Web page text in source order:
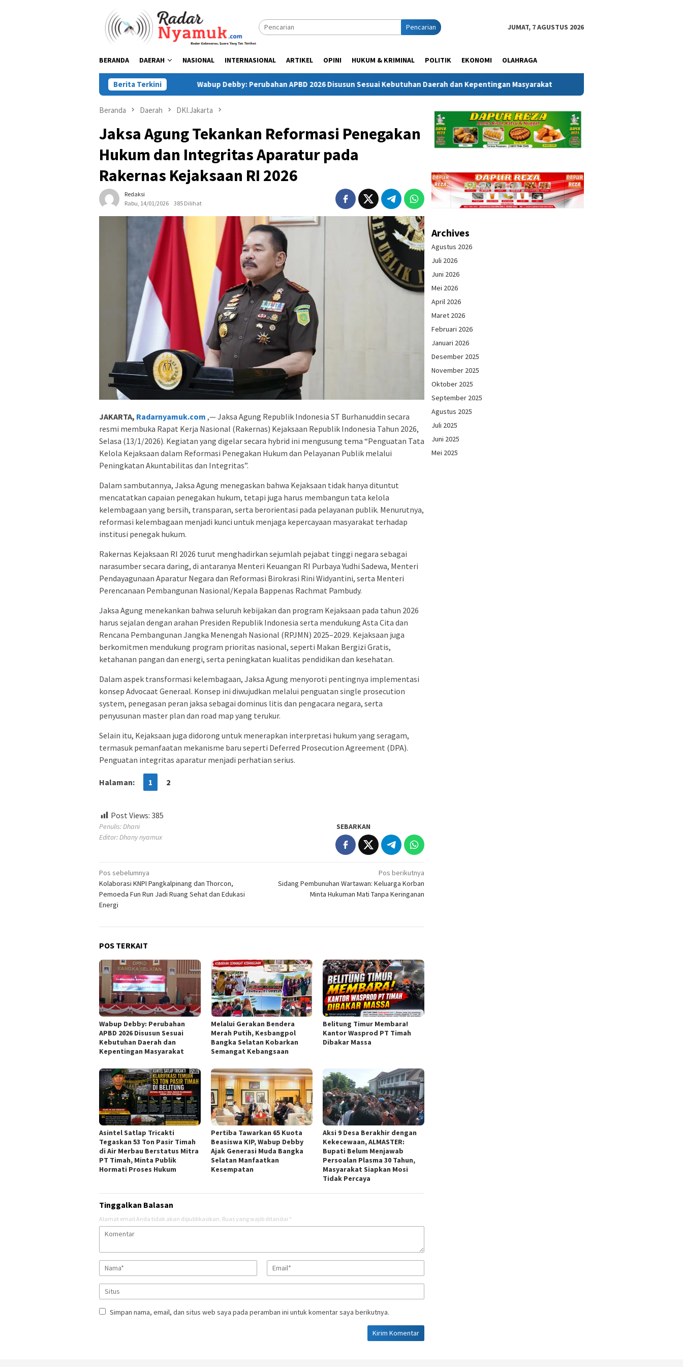
Pencarian JUMAT, 7 AGUSTUS 2026
BERANDA DAERAH NASIONAL INTERNASIONAL ARTIKEL OPINI HUKUM & KRIMINAL POLITIK EKONOMI OLAHRAGA
Berita TerkiniWabup Debby: Perubahan APBD 2026 Disusun Sesuai Kebutuhan Daerah dan Kepentingan Masyarakat Melalui Gerakan Bendera Merah Putih,
Beranda Daerah DKI.Jakarta
Jaksa Agung Tekankan Reformasi Penegakan
Hukum dan Integritas Aparatur pada
Rakernas Kejaksaan RI 2026
Redaksi
Rabu, 14/01/2026
385 Dilihat
JAKARTA, Radarnyamuk.com ,— Jaksa Agung Republik Indonesia ST Burhanuddin secara
resmi membuka Rapat Kerja Nasional (Rakernas) Kejaksaan Republik Indonesia Tahun 2026,
Selasa (13/1/2026). Kegiatan yang digelar secara hybrid ini mengusung tema “Penguatan Tata
Kelola Kejaksaan dalam Reformasi Penegakan Hukum dan Pelayanan Publik melalui
Peningkatan Akuntabilitas dan Integritas”.
Dalam sambutannya, Jaksa Agung menegaskan bahwa Kejaksaan tidak hanya dituntut
mencatatkan capaian penegakan hukum, tetapi juga harus membangun tata kelola
kelembagaan yang bersih, transparan, serta berorientasi pada pelayanan publik. Menurutnya,
reformasi kelembagaan menjadi kunci untuk menjaga kepercayaan masyarakat terhadap
institusi penegak hukum.
Rakernas Kejaksaan RI 2026 turut menghadirkan sejumlah pejabat tinggi negara sebagai
narasumber secara daring, di antaranya Menteri Keuangan RI Purbaya Yudhi Sadewa, Menteri
Pendayagunaan Aparatur Negara dan Reformasi Birokrasi Rini Widyantini, serta Menteri
Perencanaan Pembangunan Nasional/Kepala Bappenas Rachmat Pambudy.
Jaksa Agung menekankan bahwa seluruh kebijakan dan program Kejaksaan pada tahun 2026
harus sejalan dengan arahan Presiden Republik Indonesia serta mendukung Asta Cita dan
Rencana Pembangunan Jangka Menengah Nasional (RPJMN) 2025–2029. Kejaksaan juga
berkomitmen mendukung program prioritas nasional, seperti Makan Bergizi Gratis,
ketahanan pangan dan energi, serta peningkatan kualitas pendidikan dan kesehatan.
Dalam aspek transformasi kelembagaan, Jaksa Agung menyoroti pentingnya implementasi
konsep Advocaat Generaal. Konsep ini diwujudkan melalui penguatan single prosecution
system, penegasan peran jaksa sebagai dominus litis dan pengacara negara, serta
penyusunan master plan dan road map yang terukur.
Selain itu, Kejaksaan juga didorong untuk menerapkan interpretasi hukum yang seragam,
termasuk pemanfaatan mekanisme baru seperti Deferred Prosecution Agreement (DPA).
Penguatan integritas aparatur menjadi perhatian serius.
Halaman: 1 2
Post Views: 385
Penulis: Dhani
Editor: Dhany nyamux
SEBARKAN
Navigasi
pos
Pos sebelumnya
Kolaborasi KNPI Pangkalpinang dan Thorcon,
Pemoeda Fun Run Jadi Ruang Sehat dan Edukasi
Energi
Pos berikutnya
Sidang Pembunuhan Wartawan: Keluarga Korban
Minta Hukuman Mati Tanpa Keringanan
POS TERKAIT
Wabup Debby: Perubahan
APBD 2026 Disusun Sesuai
Kebutuhan Daerah dan
Kepentingan Masyarakat
Melalui Gerakan Bendera
Merah Putih, Kesbangpol
Bangka Selatan Kobarkan
Semangat Kebangsaan
Belitung Timur Membara!
Kantor Wasprod PT Timah
Dibakar Massa
Asintel Satlap Tricakti
Tegaskan 53 Ton Pasir Timah
di Air Merbau Berstatus Mitra
PT Timah, Minta Publik
Hormati Proses Hukum
Pertiba Tawarkan 65 Kuota
Beasiswa KIP, Wabup Debby
Ajak Generasi Muda Bangka
Selatan Manfaatkan
Kesempatan
Aksi 9 Desa Berakhir dengan
Kekecewaan, ALMASTER:
Bupati Belum Menjawab
Persoalan Plasma 30 Tahun,
Masyarakat Siapkan Mosi
Tidak Percaya
Tinggalkan Balasan
Alamat email Anda tidak akan dipublikasikan. Ruas yang wajib ditandai *
Simpan nama, email, dan situs web saya pada peramban ini untuk komentar saya berikutnya.
Archives
Agustus 2026
Juli 2026
Juni 2026
Mei 2026
April 2026
Maret 2026
Februari 2026
Januari 2026
Desember 2025
November 2025
Oktober 2025
September 2025
Agustus 2025
Juli 2025
Juni 2025
Mei 2025